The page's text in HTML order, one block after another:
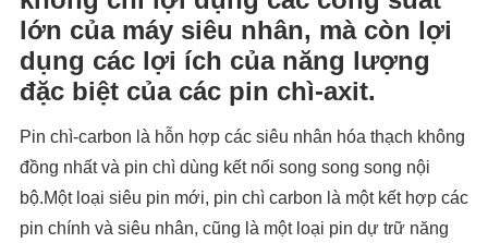
lớn của máy siêu nhân, mà còn lợi
dụng các lợi ích của năng lượng
đặc biệt của các pin chì-axit.
Pin chì-carbon là hỗn hợp các siêu nhân hóa thạch không
đồng nhất và pin chì dùng kết nối song song song nội
bộ.Một loại siêu pin mới, pin chì carbon là một kết hợp các
pin chính và siêu nhân, cũng là một loại pin dự trữ năng